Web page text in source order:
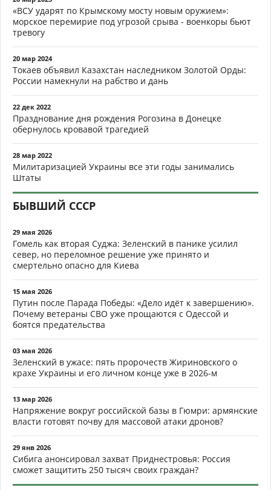
«ВСУ ударят по Крымскому мосту новым оружием»:
морское перемирие под угрозой срыва - военкоры бьют
тревогу
20 мар 2024
Токаев объявил Казахстан наследником Золотой Орды:
России намекнули на рабство и дань
22 дек 2022
Празднование дня рождения Рогозина в Донецке
обернулось кровавой трагедией
28 мар 2022
Милитаризацией Украины все эти годы занимались
Штаты
БЫВШИЙ СССР
29 мая 2026
Гомель как вторая Суджа: Зеленский в панике усилил
север, но переломное решение уже принято и
смертельно опасно для Киева
15 мая 2026
Путин после Парада Победы: «Дело идёт к завершению».
Почему ветераны СВО уже прощаются с Одессой и
боятся предательства
03 мая 2026
Зеленский в ужасе: пять пророчеств Жириновского о
крахе Украины и его личном конце уже в 2026-м
13 мар 2026
Напряжение вокруг российской базы в Гюмри: армянские
власти готовят почву для массовой атаки дронов?
29 янв 2026
Сибига анонсировал захват Приднестровья: Россия
сможет защитить 250 тысяч своих граждан?